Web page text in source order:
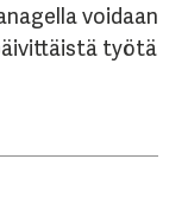
voidaan
työtä